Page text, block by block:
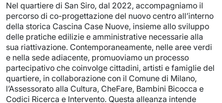
Nel quartiere di San Siro, dal 2022, accompagniamo il
percorso di co-progettazione del nuovo centro all’interno
della storica Cascina Case Nuove, insieme allo sviluppo
delle pratiche edilizie e amministrative necessarie alla
sua riattivazione. Contemporaneamente, nelle aree verdi
e nella sede adiacente, promuoviamo un processo
partecipativo che coinvolge cittadini, artisti e famiglie del
quartiere, in collaborazione con il Comune di Milano,
l’Assessorato alla Cultura, CheFare, Bambini Bicocca e
Codici Ricerca e Intervento. Questa alleanza intende